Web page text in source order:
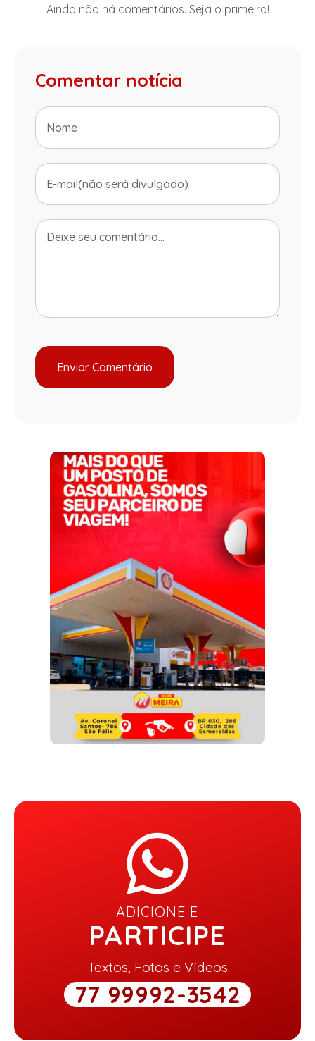
Ainda não há comentários. Seja o primeiro!
Comentar notícia
ADICIONE E
PARTICIPE
Textos, Fotos e Vídeos
77 99992-3542